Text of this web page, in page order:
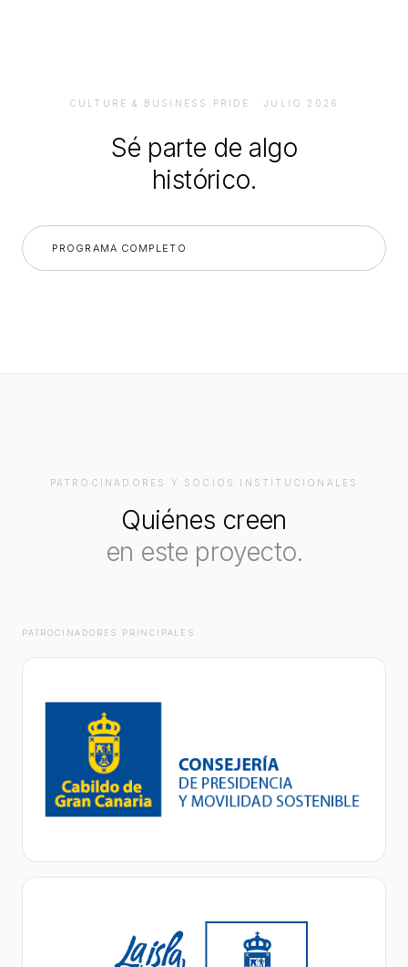
CULTURE & BUSINESS PRIDE · JULIO 2026
Sé parte de algo
histórico.
PROGRAMA COMPLETO
PATROCINADORES Y SOCIOS INSTITUCIONALES
Quiénes creen
en este proyecto.
PATROCINADORES PRINCIPALES